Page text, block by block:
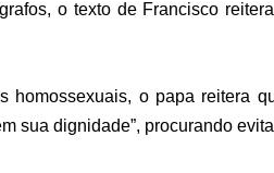
o texto de Francisco
homossexuais, o papa reitera
sua dignidade”, procurando